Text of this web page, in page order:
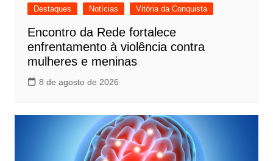
Destaques Notícias Vitória da Conquista
Encontro da Rede fortalece
enfrentamento à violência contra
mulheres e meninas
8 de agosto de 2026